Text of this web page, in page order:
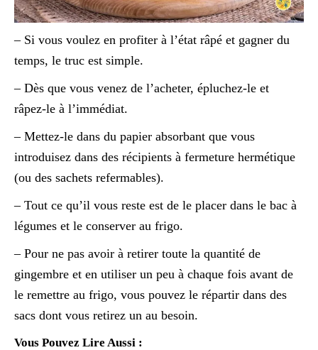
– Si vous voulez en profiter à l’état râpé et gagner du
temps, le truc est simple.
– Dès que vous venez de l’acheter, épluchez-le et
râpez-le à l’immédiat.
– Mettez-le dans du papier absorbant que vous
introduisez dans des récipients à fermeture hermétique
(ou des sachets refermables).
– Tout ce qu’il vous reste est de le placer dans le bac à
légumes et le conserver au frigo.
– Pour ne pas avoir à retirer toute la quantité de
gingembre et en utiliser un peu à chaque fois avant de
le remettre au frigo, vous pouvez le répartir dans des
sacs dont vous retirez un au besoin.
Vous Pouvez Lire Aussi :